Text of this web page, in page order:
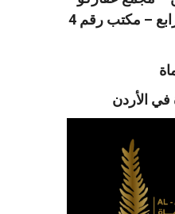
التجاري – الطابق الرابع – مكتب رقم 4
الأردن